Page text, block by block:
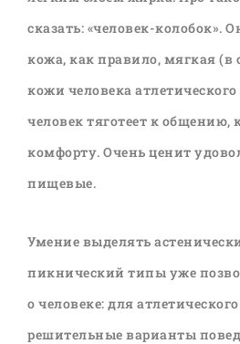
сказать: «человек-колобок».
кожа, как правило, мягкая (в
кожи человека
человек тяготеет к
комфорту. Очень ценит
пищевые.
Умение выделять
пикнический типы уже
о человеке: для
решительные варианты